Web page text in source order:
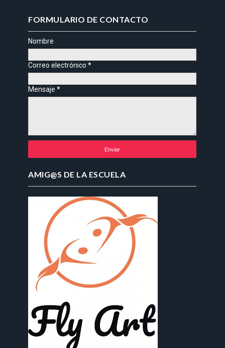
FORMULARIO DE CONTACTO
Nombre
Correo electrónico*
Mensaje*
AMIG@S DE LA ESCUELA